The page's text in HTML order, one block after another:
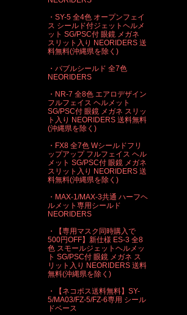
・SY-5 全4色 オープンフェイ
ス シールド付ジェットヘルメ
ット SG/PSC付 眼鏡 メガネ
スリット入り NEORIDERS 送
料無料(沖縄県を除く)
・バブルシールド 全7色
NEORIDERS
・NR-7 全8色 エアロデザイン
フルフェイス ヘルメット
SG/PSC付 眼鏡 メガネ スリッ
ト入り NEORIDERS 送料無料
(沖縄県を除く)
・FX8 全7色 Wシールドフリ
ップアップ フルフェイス ヘル
メット SG/PSC付 眼鏡 メガネ
スリット入り NEORIDERS 送
料無料(沖縄県を除く)
・MAX-1/MAX-3共通 ハーフヘ
ルメット専用シールド
NEORIDERS
・【専用マスク同時購入で
500円OFF】新仕様 ES-3 全8
色 スモールジェットヘルメッ
ト SG/PSC付 眼鏡 メガネ ス
リット入り NEORIDERS 送料
無料(沖縄県を除く)
・【ネコポス送料無料】SY-
5/MA03/FZ-5/FZ-6専用 シール
ドベース